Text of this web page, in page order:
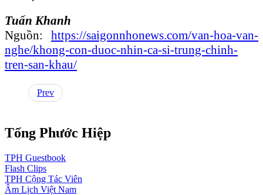
Tuấn Khanh
Nguồn: https://saigonnhonews.com/van-hoa-van-
nghe/khong-con-duoc-nhin-ca-si-trung-chinh-
tren-san-khau/
Prev
Tống Phước Hiệp
TPH Guestbook
Flash Clips
TPH Cộng Tác Viên
Âm Lịch Việt Nam